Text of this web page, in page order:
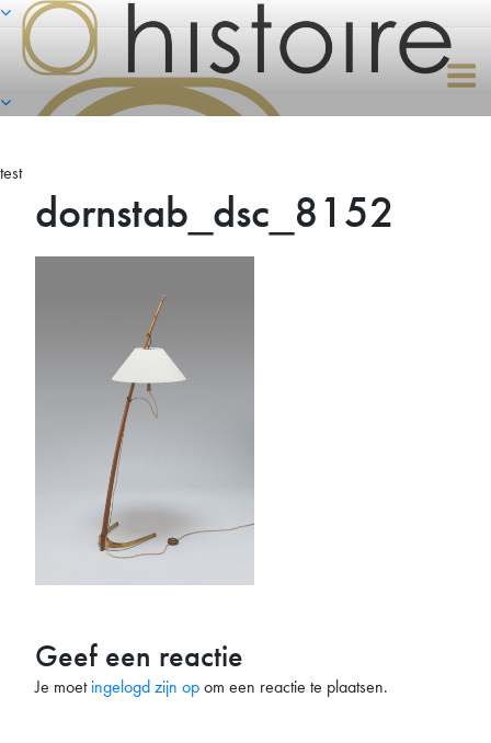
Naar
inhoud
springen
test
dornstab_dsc_8152
Geef een reactie
Je moetingelogd zijn opom een reactie te plaatsen.